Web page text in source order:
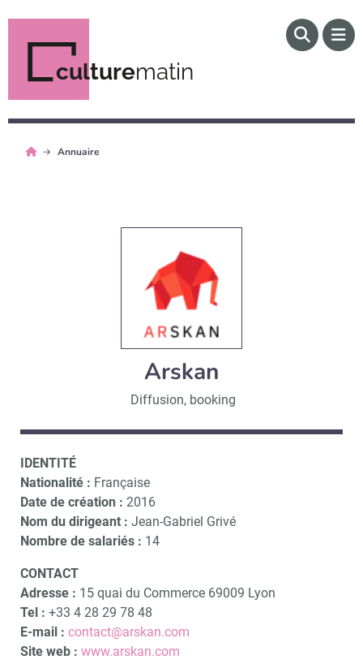
culturematin
Annuaire
Arskan
Diffusion, booking
IDENTITÉ
Nationalité : Française
Date de création : 2016
Nom du dirigeant : Jean-Gabriel Grivé
Nombre de salariés : 14
CONTACT
Adresse : 15 quai du Commerce 69009 Lyon
Tel : +33 4 28 29 78 48
E-mail : contact@arskan.com
Site web : www.arskan.com